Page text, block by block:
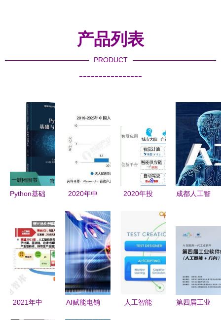
产品列表
PRODUCT
----------------
Python基础
从零迈向人
工智能的实
战之旅
2020年中
物流行业市
场现状及发
展前景分析
——人工智
能基础软件
驱动下的变
2020年投
础设施赋
能“智慧城
市”发展
成都人工智
浅谈基础软
件开发学习
2021年中
AI赋能电销
人工智能
第四届工业